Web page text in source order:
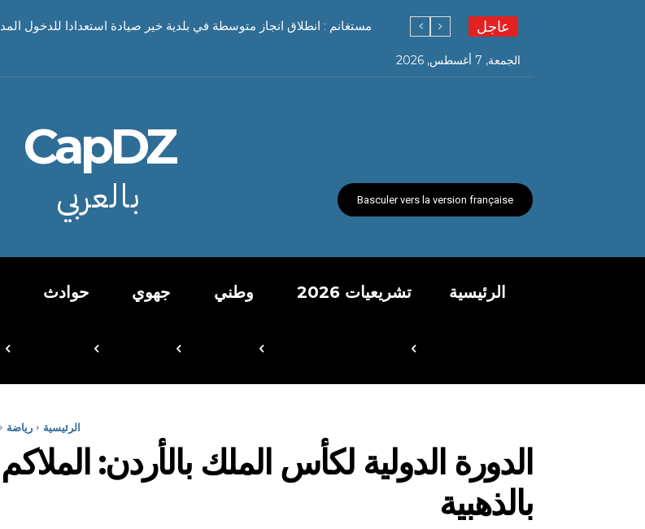
عاجل مستغانم : انطلاق انجاز متوسطة في بلدية خير صيادة استعدادا للدخول
الجمعة, 7 أغسطس, 2026
Basculer vers la version française
CapDZ
بالعربي
الرئيسية تشريعيات 2026 وطني جهوي حوادث
الرئيسية رياضة
الدورة الدولية لكأس الملك بالأردن:
بالذهبية